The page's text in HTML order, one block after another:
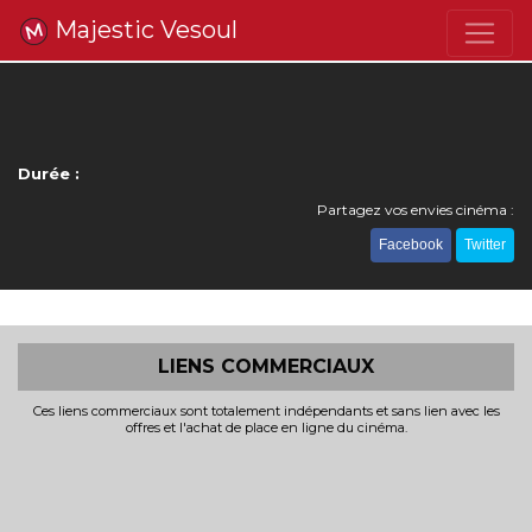
Majestic Vesoul
Durée :
Partagez vos envies cinéma :
Facebook Twitter
LIENS COMMERCIAUX
Ces liens commerciaux sont totalement indépendants et sans lien avec les
offres et l'achat de place en ligne du cinéma.